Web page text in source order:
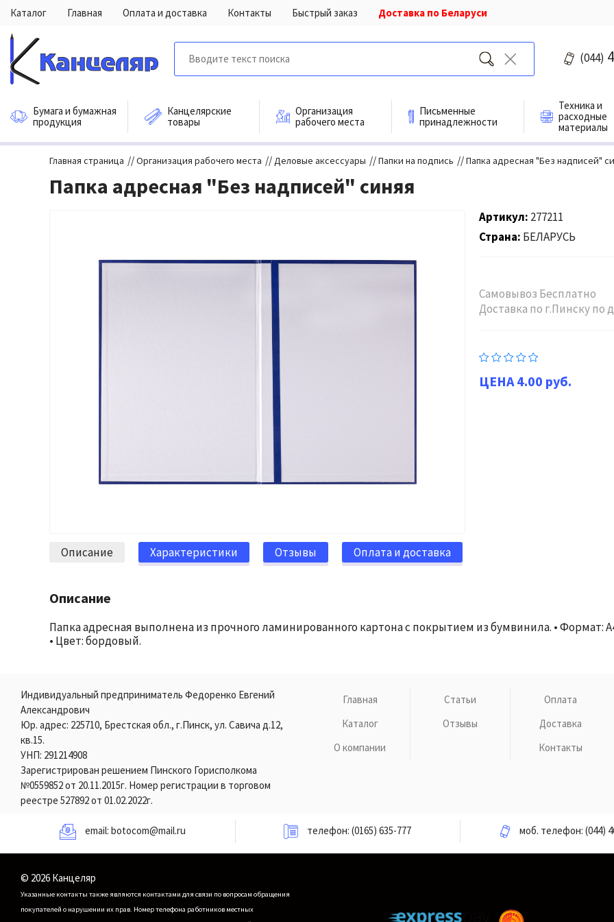
Каталог Главная Оплата и доставка Контакты Быстрый заказ Доставка по Беларуси
(044)
Бумага и бумажная
продукция
Канцелярские
товары
Организация
рабочего места
Письменные
принадлежности
Техника и
расходные
материалы
Главная страница //Организация рабочего места //Деловые аксессуары //Папки на подпись //Папка адресная "Без надписей"
Папка адресная "Без надписей" синяя
Артикул 277211
Страна БЕЛАРУСЬ
Самовывоз Бесплатно
Доставка по г.Пинску по
4.00 руб.
Описание Характеристики Отзывы Оплата и доставка
Описание
Папка адресная выполнена из прочного ламинированного картона с покрытием из бумвинила. • Формат:
• Цвет: бордовый.
Индивидуальный предприниматель Федоренко Евгений
Александрович
Юр. адрес: 225710, Брестская обл., г.Пинск, ул. Савича д.12,
кв.15.
УНП: 291214908
Зарегистрирован решением Пинского Горисполкома
№0559852 от 20.11.2015г. Номер регистрации в торговом
реестре 527892 от 01.02.2022г.
Главная
Каталог
О компании
Статьи
Отзывы
Оплата
Доставка
Контакты
email: botocom@mail.ru телефон:(0165) 635-777 моб. телефон:(044)
© 2026 Канцеляр
Указанные контакты также являются контактами для связи по вопросам обращения
покупателей о нарушении их прав. Номер телефона работников местных